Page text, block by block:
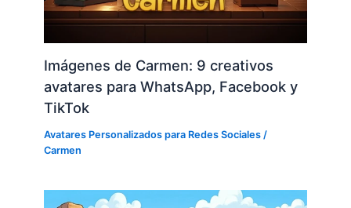
Imágenes de Carmen: 9 creativos
avatares para WhatsApp, Facebook y
TikTok
Avatares Personalizados para Redes Sociales /
Carmen